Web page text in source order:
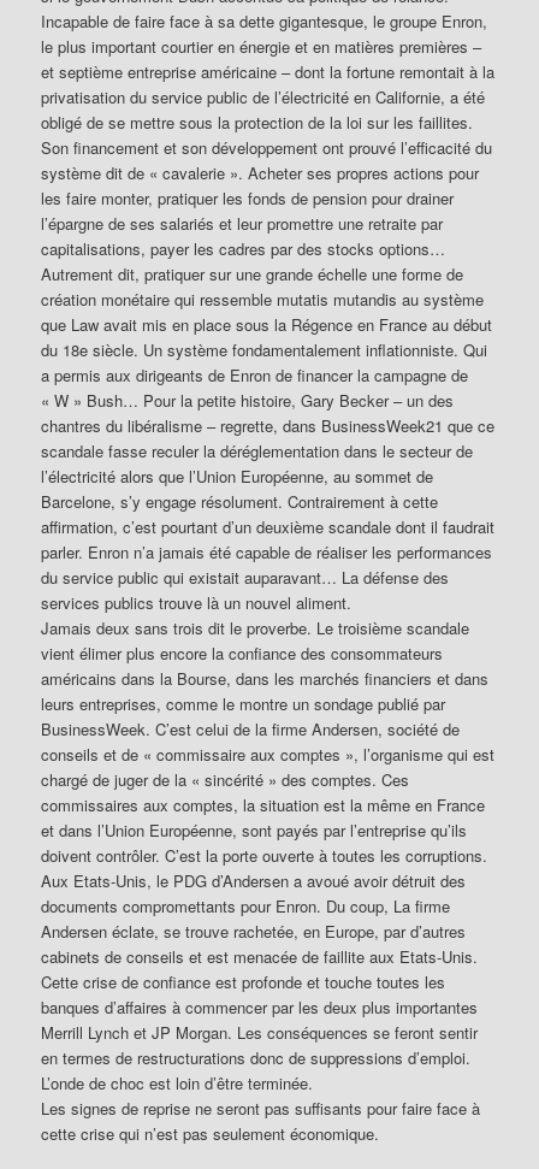
Incapable de faire face à sa dette gigantesque, le groupe Enron,
le plus important courtier en énergie et en matières premières –
et septième entreprise américaine – dont la fortune remontait à la
privatisation du service public de l’électricité en Californie, a été
obligé de se mettre sous la protection de la loi sur les faillites.
Son financement et son développement ont prouvé l’efficacité du
système dit de « cavalerie ». Acheter ses propres actions pour
les faire monter, pratiquer les fonds de pension pour drainer
l’épargne de ses salariés et leur promettre une retraite par
capitalisations, payer les cadres par des stocks options…
Autrement dit, pratiquer sur une grande échelle une forme de
création monétaire qui ressemble mutatis mutandis au système
que Law avait mis en place sous la Régence en France au début
du 18e siècle. Un système fondamentalement inflationniste. Qui
a permis aux dirigeants de Enron de financer la campagne de
« W » Bush… Pour la petite histoire, Gary Becker – un des
chantres du libéralisme – regrette, dans BusinessWeek21 que ce
scandale fasse reculer la déréglementation dans le secteur de
l’électricité alors que l’Union Européenne, au sommet de
Barcelone, s’y engage résolument. Contrairement à cette
affirmation, c’est pourtant d’un deuxième scandale dont il faudrait
parler. Enron n’a jamais été capable de réaliser les performances
du service public qui existait auparavant… La défense des
services publics trouve là un nouvel aliment.
Jamais deux sans trois dit le proverbe. Le troisième scandale
vient élimer plus encore la confiance des consommateurs
américains dans la Bourse, dans les marchés financiers et dans
leurs entreprises, comme le montre un sondage publié par
BusinessWeek. C’est celui de la firme Andersen, société de
conseils et de « commissaire aux comptes », l’organisme qui est
chargé de juger de la « sincérité » des comptes. Ces
commissaires aux comptes, la situation est la même en France
et dans l’Union Européenne, sont payés par l’entreprise qu’ils
doivent contrôler. C’est la porte ouverte à toutes les corruptions.
Aux Etats-Unis, le PDG d’Andersen a avoué avoir détruit des
documents compromettants pour Enron. Du coup, La firme
Andersen éclate, se trouve rachetée, en Europe, par d’autres
cabinets de conseils et est menacée de faillite aux Etats-Unis.
Cette crise de confiance est profonde et touche toutes les
banques d’affaires à commencer par les deux plus importantes
Merrill Lynch et JP Morgan. Les conséquences se feront sentir
en termes de restructurations donc de suppressions d’emploi.
L’onde de choc est loin d’être terminée.
Les signes de reprise ne seront pas suffisants pour faire face à
cette crise qui n’est pas seulement économique.